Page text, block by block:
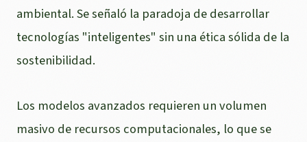
ambiental. Se señaló la paradoja de desarrollar
tecnologías "inteligentes" sin una ética sólida de la
sostenibilidad.
Los modelos avanzados requieren un volumen
masivo de recursos computacionales, lo que se